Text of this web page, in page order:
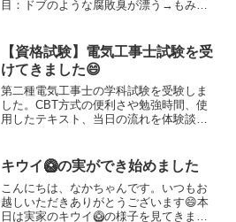
目：ドブのような腐敗臭が漂う→もみ殻
→混ぜる 今回は畑の堆肥枠にぬかをま
いたので、余った分をコンポストに入れ
ることにします
【資格試験】電気工事士試験を受
けてきました😄
第二種電気工事士の学科試験を受験しま
した。CBT方式の便利さや勉強時間、使
用したテキスト、当日の流れを体験談と
キウイ🥝の実ができ始めました
こんにちは、なかちゃんです。いつもお
越しいただきありがとうございます😄本
日は実家のキウイ🥝の様子を見てきまし